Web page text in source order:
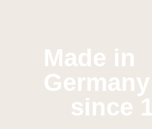
Made in
Germany
since